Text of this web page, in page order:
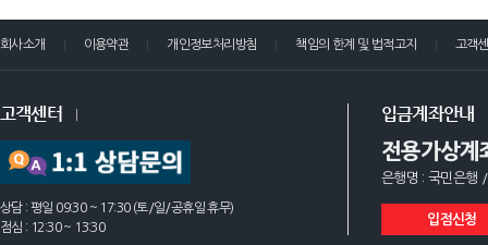
회사소개 이용약관 개인정보처리방침 책임의 한계 및 법적고지 고객
고객센터
상담 : 평일 09:30 ~ 17:30 (토/일/공휴일 휴무)
점심 : 12:30 ~ 13:30
입금계좌안내
전용가상계
은행명 : 국민은행
입점신청